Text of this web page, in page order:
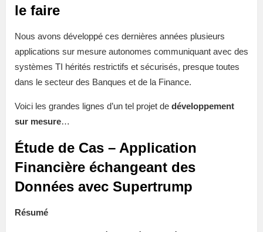
le faire
Nous avons développé ces dernières années plusieurs
applications sur mesure autonomes communiquant avec des
systèmes TI hérités restrictifs et sécurisés, presque toutes
dans le secteur des Banques et de la Finance.
Voici les grandes lignes d’un tel projet de développement
sur mesure…
Étude de Cas – Application
Financière échangeant des
Données avec Supertrump
Résumé